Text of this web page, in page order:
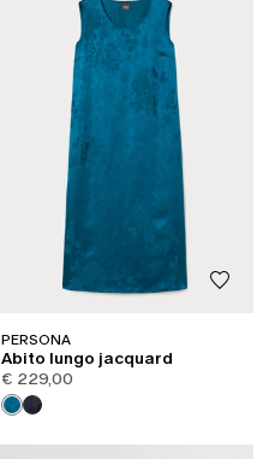
PERSONA
Abito lungo jacquard
€ 229,00